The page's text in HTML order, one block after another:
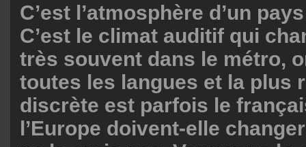
C’est l’atmosphère d’un
C’est le climat auditif qui
très souvent dans le métro,
toutes les langues et la plus
discrète est parfois le
l’Europe doivent-elle